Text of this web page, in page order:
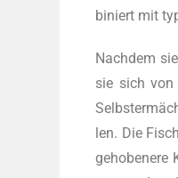
bi­niert mit
Nach­dem
sie sich von
len. Die
geho­be­ne­re